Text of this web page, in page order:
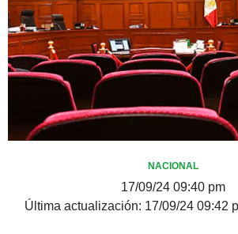
NACIONAL
17/09/24 09:40 pm
Última actualización: 17/09/24 09:42